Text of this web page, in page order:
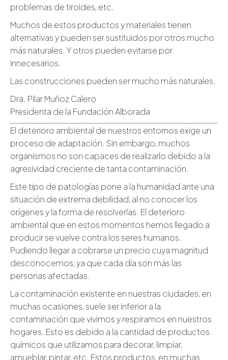
problemas de tiroides, etc.
Muchos de estos productos y materiales tienen
alternativas y pueden ser sustituidos por otros mucho
más naturales. Y otros pueden evitarse por
innecesarios.
Las construcciones pueden ser mucho más naturales.
Dra. Pilar Muñoz Calero
Presidenta de la Fundación Alborada
El deterioro ambiental de nuestros entornos exige un
proceso de adaptación. Sin embargo, muchos
organismos no son capaces de realizarlo debido a la
agresividad creciente de tanta contaminación.
Este tipo de patologías pone a la humanidad ante una
situación de extrema debilidad, al no conocer los
orígenes y la forma de resolverlas. El deterioro
ambiental que en estos momentos hemos llegado a
producir se vuelve contra los seres humanos.
Pudiendo llegar a cobrarse un precio cuya magnitud
desconocemos, ya que cada día son más las
personas afectadas.
La contaminación existente en nuestras ciudades, en
muchas ocasiones, suele ser inferior a la
contaminación que vivimos y respiramos en nuestros
hogares. Esto es debido a la cantidad de productos
químicos que utilizamos para decorar, limpiar,
amueblar, pintar, etc. Estos productos, en muchas